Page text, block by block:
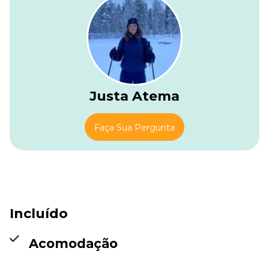
Justa Atema
Faça Sua Pergunta
Incluído
Acomodação